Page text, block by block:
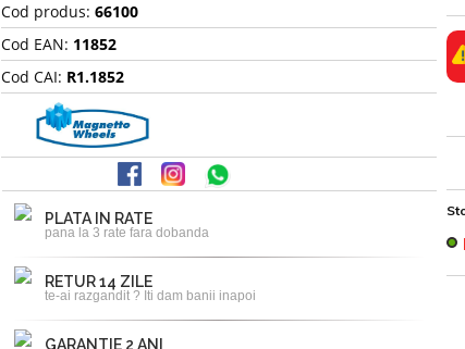
Cod produs:66100
Cod EAN: 11852
Cod CAI: R1.1852
PLATA IN RATE
pana la 3 rate fara dobanda
RETUR 14 ZILE
te-ai razgandit ? Iti dam banii inapoi
GARANTIE 2 ANI